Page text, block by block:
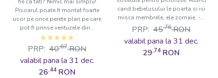
Pisoarul poate fi montat foarte
usor pe orice perete plan pe care
pot fi prinse ventuzele din...
PRP: 40,67 RON
valabil pana la 31 dec.
26,44 RON
cand bebelusului le poarta si isi
misca membrele, ele zornaie. -...
PRP: 45,76 RON
valabil pana la 31 dec.
29,74 RON